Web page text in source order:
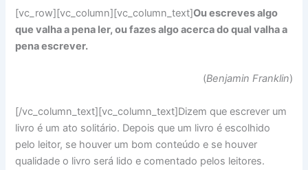
[vc_row][vc_column][vc_column_text]Ou escreves algo
que valha a pena ler, ou fazes algo acerca do qual valha a
pena escrever.
(Benjamin Franklin)
[/vc_column_text][vc_column_text]Dizem que escrever um
livro é um ato solitário. Depois que um livro é escolhido
pelo leitor, se houver um bom conteúdo e se houver
qualidade o livro será lido e comentado pelos leitores.